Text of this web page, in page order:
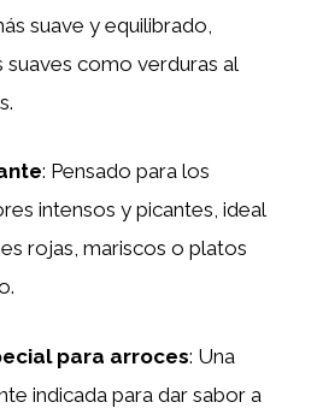
suave y equilibrado,
como verduras al
: Pensado para los
intensos y picantes, ideal
rojas, mariscos o platos
para arroces: Una
indicada para dar sabor a